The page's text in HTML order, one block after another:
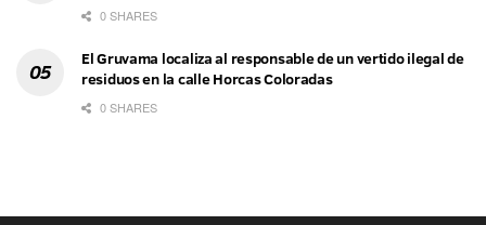
0 SHARES
El Gruvama localiza al responsable de un vertido ilegal de
residuos en la calle Horcas Coloradas
0 SHARES